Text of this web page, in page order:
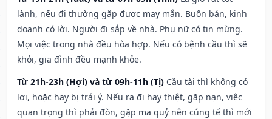
lành, nếu đi thường gặp được may mắn. Buôn bán, kinh
doanh có lời. Người đi sắp về nhà. Phụ nữ có tin mừng.
Mọi việc trong nhà đều hòa hợp. Nếu có bệnh cầu thì sẽ
khỏi, gia đình đều mạnh khỏe.
Từ 21h-23h (Hợi) và từ 09h-11h (Tị) Cầu tài thì không có
lợi, hoặc hay bị trái ý. Nếu ra đi hay thiệt, gặp nạn, việc
quan trọng thì phải đòn, gặp ma quỷ nên cúng tế thì mới